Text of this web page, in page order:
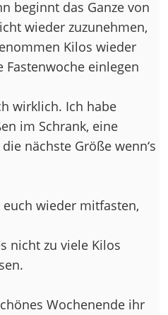
beginnt das Ganze von
wieder zuzunehmen,
Kilos wieder
Fastenwoche einlegen
wirklich. Ich habe
im Schrank, eine
nächste Größe wenn‘s
wieder mitfasten,
nicht zu viele Kilos
Wochenende ihr